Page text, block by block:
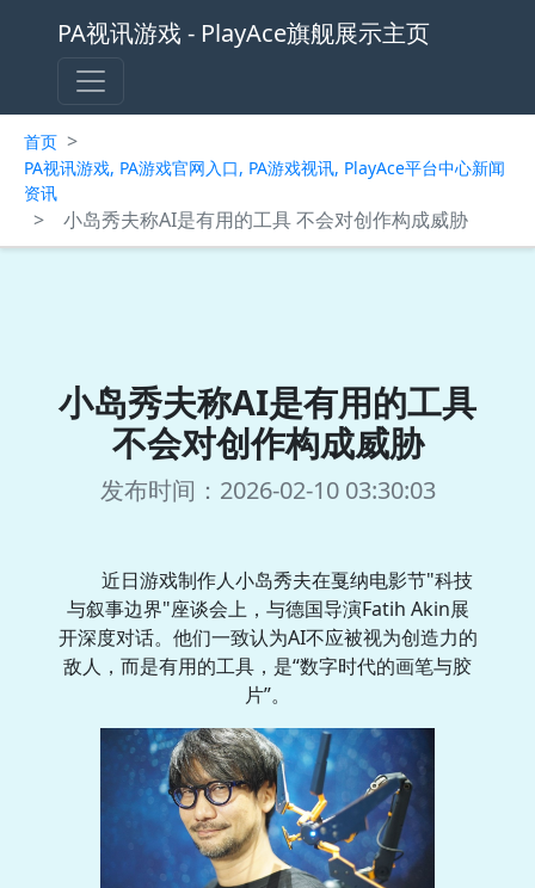
PA视讯游戏 - PlayAce旗舰展示主页
首页 >
PA视讯游戏, PA游戏官网入口, PA游戏视讯, PlayAce平台中心新闻
资讯
> 小岛秀夫称AI是有用的工具 不会对创作构成威胁
小岛秀夫称AI是有用的工具
不会对创作构成威胁
发布时间：2026-02-10 03:30:03
近日游戏制作人小岛秀夫在戛纳电影节"科技
与叙事边界"座谈会上，与德国导演Fatih Akin展
开深度对话。他们一致认为AI不应被视为创造力的
敌人，而是有用的工具，是“数字时代的画笔与胶
片”。